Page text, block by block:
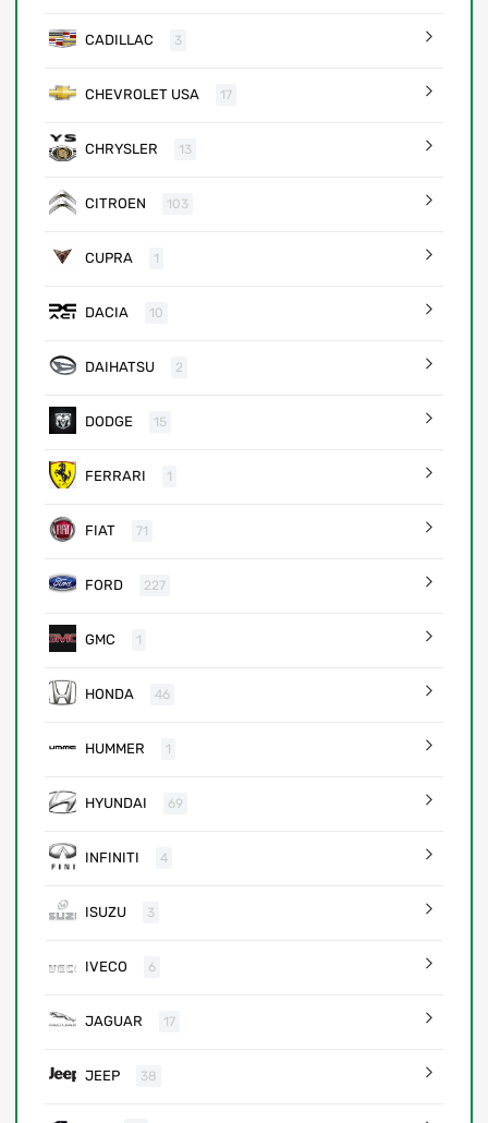
CADILLAC 3
CHEVROLET USA 17
CHRYSLER 13
CITROEN 103
CUPRA 1
DACIA 10
DAIHATSU 2
DODGE 15
FERRARI 1
FIAT 71
FORD 227
GMC 1
HONDA 46
HUMMER 1
HYUNDAI 69
INFINITI 4
ISUZU 3
IVECO 6
JAGUAR 17
JEEP 38